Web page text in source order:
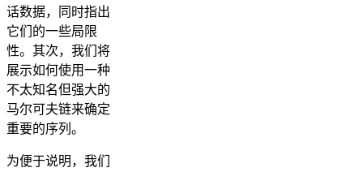
话数据，同时指出
它们的一些局限
性。其次，我们将
展示如何使用一种
不太知名但强大的
马尔可夫链来确定
重要的序列。
为便于说明，我们